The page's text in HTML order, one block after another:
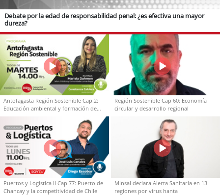
Debate por la edad de responsabilidad penal: ¿es efectiva una mayor
dureza?
Antofagasta Región Sostenible Cap.2:
Educación ambiental y formación de
capacidades técnicas
Región Sostenible Cap 60: Economía
circular y desarrollo regional
Puertos y Logística II Cap 77: Puerto de
Chancay y la competitividad de Chile
Minsal declara Alerta Sanitaria en 13
regiones por virus hanta